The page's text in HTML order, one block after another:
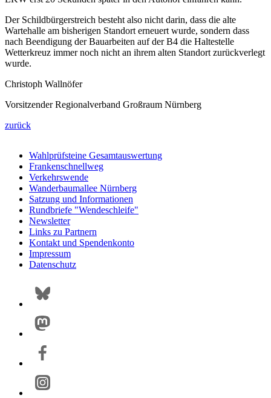
Der Schildbürgerstreich besteht also nicht darin, dass die alte
Wartehalle am bisherigen Standort erneuert wurde, sondern dass
nach Beendigung der Bauarbeiten auf der B4 die Haltestelle
Wetterkreuz immer noch nicht an ihrem alten Standort zurückverlegt
wurde.
Christoph Wallnöfer
Vorsitzender Regionalverband Großraum Nürnberg
zurück
Wahlprüfsteine Gesamtauswertung
Frankenschnellweg
Verkehrswende
Wanderbaumallee Nürnberg
Satzung und Informationen
Rundbriefe "Wendeschleife"
Newsletter
Links zu Partnern
Kontakt und Spendenkonto
Impressum
Datenschutz